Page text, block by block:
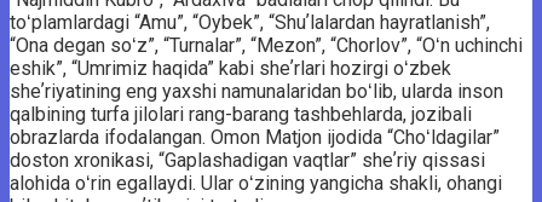
toʻplamlardagi “Amu”, “Oybek”, “Shuʼlalardan hayratlanish”,
“Ona degan soʻz”, “Turnalar”, “Mezon”, “Chorlov”, “Oʻn uchinchi
eshik”, “Umrimiz haqida” kabi sheʼrlari hozirgi oʻzbek
sheʼriyatining eng yaxshi namunalaridan boʻlib, ularda inson
qalbining turfa jilolari rang-barang tashbehlarda, jozibali
obrazlarda ifodalangan. Omon Matjon ijodida “Choʻldagilar”
doston xronikasi, “Gaplashadigan vaqtlar” sheʼriy qissasi
alohida oʻrin egallaydi. Ular oʻzining yangicha shakli, ohangi